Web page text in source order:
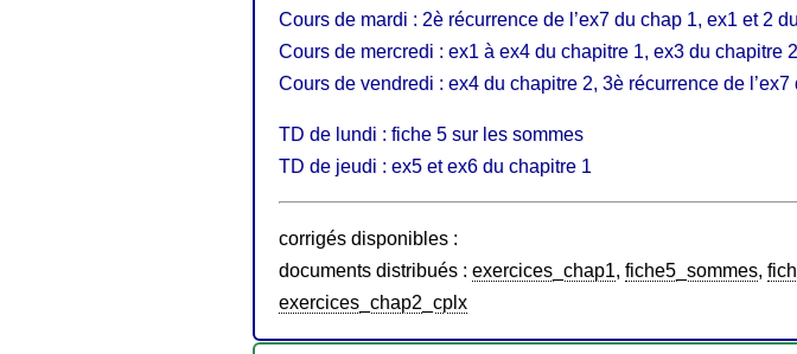
Cours de mardi : 2è récurrence de l’ex7 du chap 1, ex1 et 2
Cours de mercredi : ex1 à ex4 du chapitre 1, ex3 du chapitre
Cours de vendredi : ex4 du chapitre 2, 3è récurrence de l’ex7
TD de lundi : fiche 5 sur les sommes
TD de jeudi : ex5 et ex6 du chapitre 1
corrigés disponibles :
documents distribués : exercices_chap1, fiche5_sommes,
exercices_chap2_cplx